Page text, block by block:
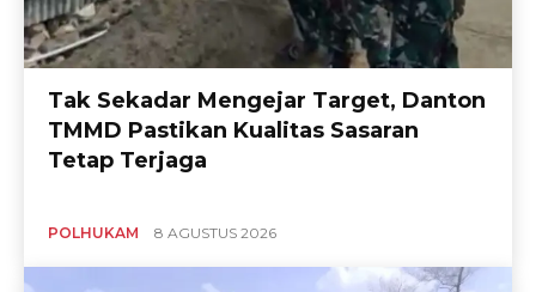
Tak Sekadar Mengejar Target, Danton
TMMD Pastikan Kualitas Sasaran
Tetap Terjaga
POLHUKAM 8 AGUSTUS 2026